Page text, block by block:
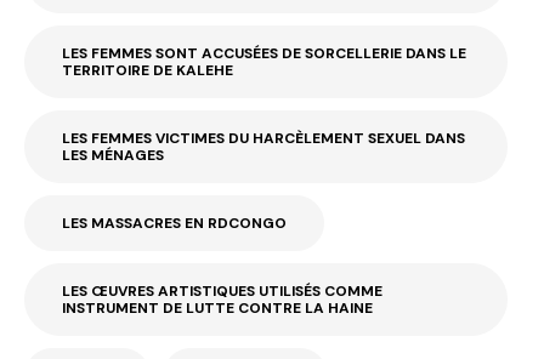
LES FEMMES SONT ACCUSÉES DE SORCELLERIE DANS LE
TERRITOIRE DE KALEHE
LES FEMMES VICTIMES DU HARCÈLEMENT SEXUEL DANS
LES MÉNAGES
LES MASSACRES EN RDCONGO
LES ŒUVRES ARTISTIQUES UTILISÉS COMME
INSTRUMENT DE LUTTE CONTRE LA HAINE